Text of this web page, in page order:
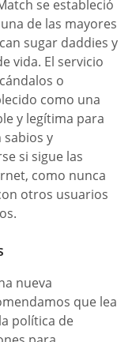
se estableció
de las mayores
sugar daddies y
vida. El servicio
o
como una
y legítima para
sabios y
si sigue las
como nunca
otros usuarios
nueva
que lea
política de